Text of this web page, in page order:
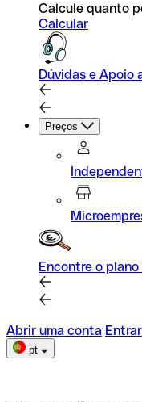
Calcule quanto
Calcular
Dúvidas e Apoio
Preços
Encontre o
Abrir uma conta Entrar
pt